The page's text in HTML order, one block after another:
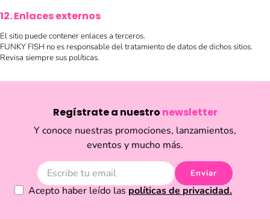
12. Enlaces externos
El sitio puede contener enlaces a terceros.
FUNKY FISH no es responsable del tratamiento de datos de dichos sitios.
Revisa siempre sus políticas.
Regístrate a nuestro newsletter
Y conoce nuestras promociones, lanzamientos,
eventos y mucho más.
Enviar
Acepto haber leído las políticas de privacidad.